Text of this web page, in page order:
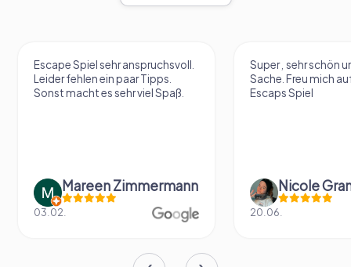
Escape Spiel sehr anspruchsvoll.
Leider fehlen ein paar Tipps.
Sonst macht es sehr viel Spaß.
Mareen Zimmermann
03.02.
Super , sehr schön
Sache. Freu mich
Escaps Spiel
Nicole
20.06.